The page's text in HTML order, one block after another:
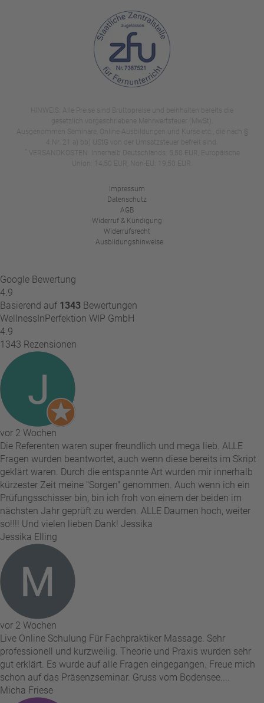
HINWEIS: Alle Preise sind Bruttopreise und beinhalten bereits die
gesetzlich vorgeschriebene Mehrwertsteuer (MwSt).
Ausgenommen Seminare, Online-Ausbildungen und Kurse etc., die nach §
4 Nr. 21 a) bb) UStG von der Umsatzsteuer befreit sind.
VERSANDKOSTEN: Innerhalb Deutschlands: 5,50 EUR, Europäische
Union: 14,50 EUR, Non-EU: 19,50 EUR.
Impressum
Datenschutz
AGB
Widerruf & Kündigung
Widerrufsrecht
Ausbildungshinweise
Google Bewertung
4.9
Basierend auf 1343 Bewertungen
WellnessInPerfektion WIP GmbH
4.9
1343 Rezensionen
vor 2 Wochen
Die Referenten waren super freundlich und mega lieb. ALLE
Fragen wurden beantwortet, auch wenn diese bereits im Skript
geklärt waren. Durch die entspannte Art wurden mir innerhalb
kürzester Zeit meine "Sorgen" genommen. Auch wenn ich ein
Prüfungsschisser bin, bin ich froh von einem der beiden im
nächsten Jahr geprüft zu werden. ALLE Daumen hoch, weiter
so!!!! Und vielen lieben Dank! Jessika
Jessika Elling
vor 2 Wochen
Live Online Schulung Für Fachpraktiker Massage. Sehr
professionell und kurzweilig. Theorie und Praxis wurden sehr
gut erklärt. Es wurde auf alle Fragen eingegangen. Freue mich
schon auf das Präsenzseminar. Gruss vom Bodensee....
Micha Friese